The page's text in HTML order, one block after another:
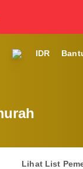
IDR
Lihat List